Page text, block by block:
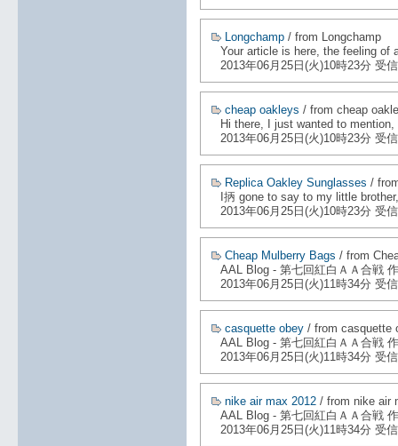
Longchamp / from Longchamp
Your article is here, the feeling of
2013年06月25日(火)10時23分 受信
cheap oakleys / from cheap
Hi there, I just wanted to
2013年06月25日(火)10時23分 受信
Replica Oakley Sunglasses /
I抦 gone to say to my little
2013年06月25日(火)10時23分 受信
Cheap Mulberry Bags / from
AAL Blog - 第七回紅白ＡＡ合戦
2013年06月25日(火)11時34分 受信
casquette obey / from casquette
AAL Blog - 第七回紅白ＡＡ合戦
2013年06月25日(火)11時34分 受信
nike air max 2012 / from nike air
AAL Blog - 第七回紅白ＡＡ合戦
2013年06月25日(火)11時34分 受信